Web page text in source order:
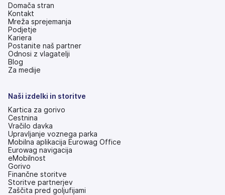
Domača stran
Kontakt
Mreža sprejemanja
Podjetje
Kariera
Postanite naš partner
Odnosi z vlagatelji
(odpre
se
zavihku)
Blog
Za medije
Naši izdelki in storitve
Kartica za gorivo
Cestnina
Vračilo davka
Upravljanje voznega parka
Mobilna aplikacija Eurowag Office
Eurowag navigacija
eMobilnost
Gorivo
Finančne storitve
Storitve partnerjev
Zaščita pred goljufijami